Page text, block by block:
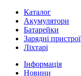
Каталог
Акумулятори
Батарейки
Зарядні пристрої
Ліхтарі
Інформація
Новини